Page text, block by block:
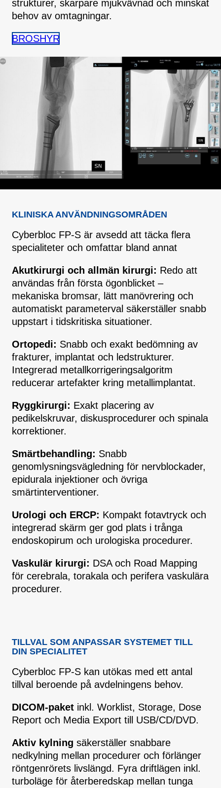
strukturer, skarpare mjukvävnad och minskat
behov av omtagningar.
BROSHYR
KLINISKA ANVÄNDNINGSOMRÅDEN
Cyberbloc FP-S är avsedd att täcka flera
specialiteter och omfattar bland annat
Akutkirurgi och allmän kirurgi: Redo att
användas från första ögonblicket –
mekaniska bromsar, lätt manövrering och
automatiskt parameterval säkerställer snabb
uppstart i tidskritiska situationer.
Ortopedi: Snabb och exakt bedömning av
frakturer, implantat och ledstrukturer.
Integrerad metallkorrigeringsalgoritm
reducerar artefakter kring metallimplantat.
Ryggkirurgi: Exakt placering av
pedikelskruvar, diskusprocedurer och spinala
korrektioner.
Smärtbehandling: Snabb
genomlysningsvägledning för nervblockader,
epidurala injektioner och övriga
smärtinterventioner.
Urologi och ERCP: Kompakt fotavtryck och
integrerad skärm ger god plats i trånga
endoskopirum och urologiska procedurer.
Vaskulär kirurgi: DSA och Road Mapping
för cerebrala, torakala och perifera vaskulära
procedurer.
TILLVAL SOM ANPASSAR SYSTEMET TILL
DIN SPECIALITET
Cyberbloc FP-S kan utökas med ett antal
tillval beroende på avdelningens behov.
DICOM-paket inkl. Worklist, Storage, Dose
Report och Media Export till USB/CD/DVD.
Aktiv kylning säkerställer snabbare
nedkylning mellan procedurer och förlänger
röntgenrörets livslängd. Fyra driftlägen inkl.
turboläge för återberedskap mellan tunga